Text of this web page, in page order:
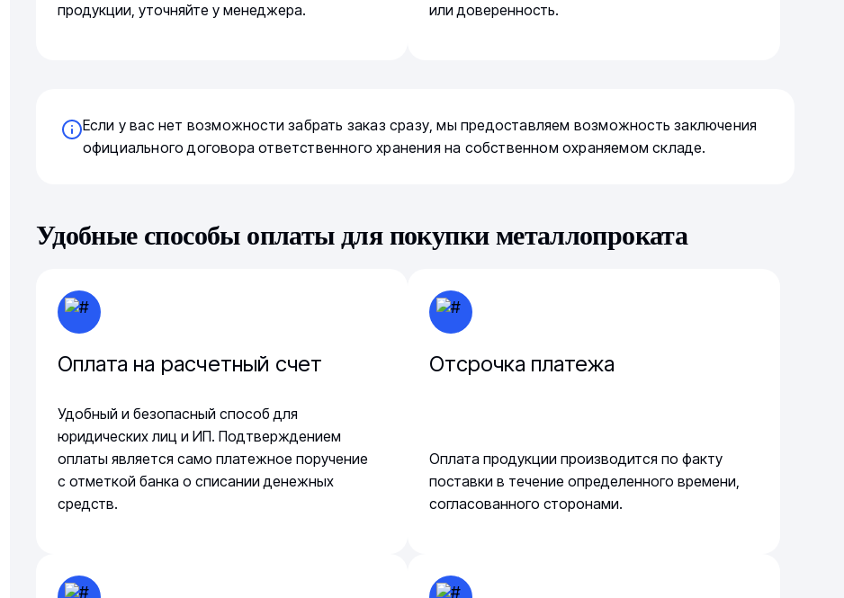
продукции, уточняйте у менеджера.
или доверенность.
Если у вас нет возможности забрать заказ сразу, мы предоставляем возможность заключения
официального договора ответственного хранения на собственном охраняемом складе.
Удобные способы оплаты для покупки металлопроката
Оплата на расчетный счет
Удобный и безопасный способ для
юридических лиц и ИП. Подтверждением
оплаты является само платежное поручение
с отметкой банка о списании денежных
средств.
Отсрочка платежа
Оплата продукции производится по факту
поставки в течение определенного времени,
согласованного сторонами.